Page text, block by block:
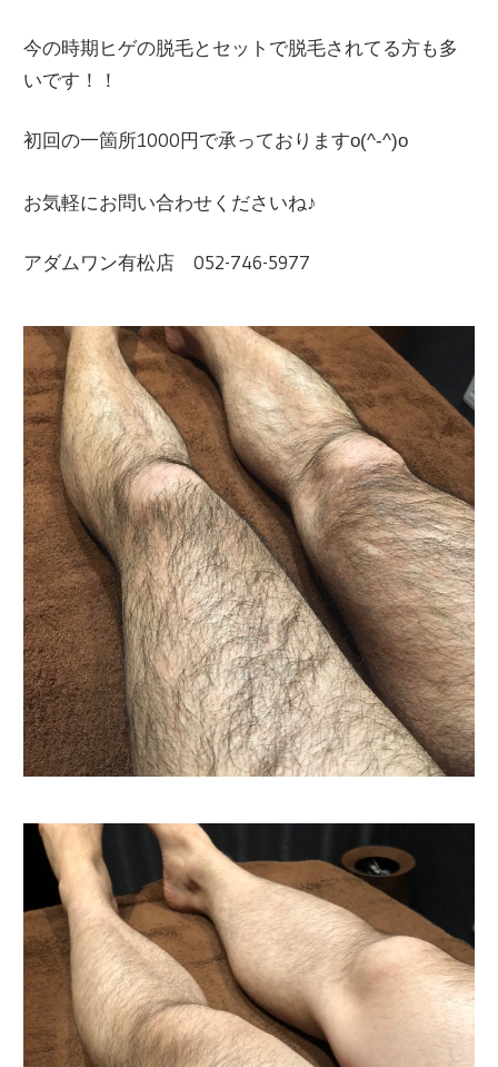
今の時期ヒゲの脱毛とセットで脱毛されてる方も多
いです！！
初回の一箇所1000円で承っておりますo(^-^)o
お気軽にお問い合わせくださいね♪
アダムワン有松店 052-746-5977